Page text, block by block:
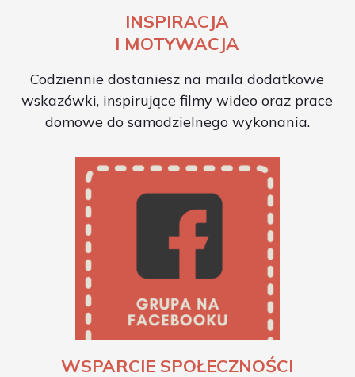
INSPIRACJA
I MOTYWACJA
Codziennie dostaniesz na maila dodatkowe
wskazówki, inspirujące filmy wideo oraz prace
domowe do samodzielnego wykonania.
WSPARCIE SPOŁECZNOŚCI